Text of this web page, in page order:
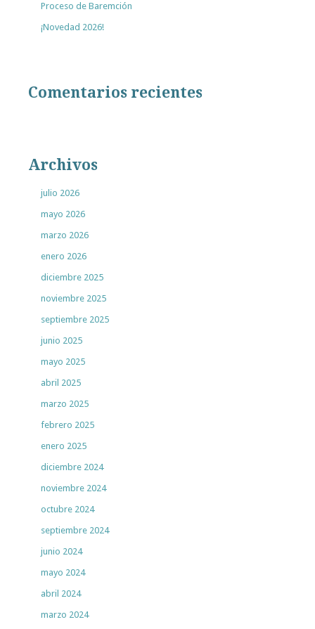
Proceso de Baremción
¡Novedad 2026!
Comentarios recientes
Archivos
julio 2026
mayo 2026
marzo 2026
enero 2026
diciembre 2025
noviembre 2025
septiembre 2025
junio 2025
mayo 2025
abril 2025
marzo 2025
febrero 2025
enero 2025
diciembre 2024
noviembre 2024
octubre 2024
septiembre 2024
junio 2024
mayo 2024
abril 2024
marzo 2024